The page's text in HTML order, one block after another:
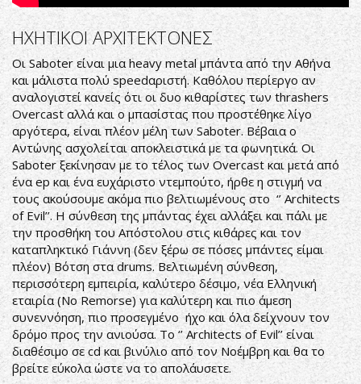
ΗΧΗΤΙΚΟΙ ΑΡΧΙΤΕΚΤΟΝΕΣ
Οι Saboter είναι μια heavy metal μπάντα από την Αθήνα
και μάλιστα πολύ speedαριστή. Καθόλου περίεργο αν
αναλογιστεί κανείς ότι οι δυο κιθαρίστες των thrashers
Overcast αλλά και ο μπασίστας που προστέθηκε λίγο
αργότερα, είναι πλέον μέλη των Saboter. Βέβαια ο
Αντώνης ασχολείται αποκλειστικά με τα φωνητικά. Οι
Saboter ξεκίνησαν με το τέλος των Overcast και μετά από
ένα ep και ένα ευχάριστο ντεμπούτο, ήρθε η στιγμή να
τους ακούσουμε ακόμα πιο βελτιωμένους στο ‘’ Architects
of Evil’’. Η σύνθεση της μπάντας έχει αλλάξει και πάλι με
την προσθήκη του Απόστολου στις κιθάρες και τον
καταπληκτικό Γιάννη (δεν ξέρω σε πόσες μπάντες είμαι
πλέον) Βότση στα drums. Βελτιωμένη σύνθεση,
περισσότερη εμπειρία, καλύτερο δέσιμο, νέα Ελληνική
εταιρία (No Remorse) για καλύτερη και πιο άμεση
συνεννόηση, πιο προσεγμένο ήχο και όλα δείχνουν τον
δρόμο προς την ανιούσα. Το ‘’ Architects of Evil’’ είναι
διαθέσιμο σε cd και βινύλιο από τον Νοέμβρη και θα το
βρείτε εύκολα ώστε να το απολάυσετε.